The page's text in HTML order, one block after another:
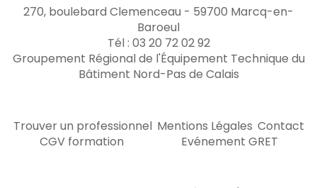
270, boulebard Clemenceau - 59700 Marcq-en-
Baroeul
Tél : 03 20 72 02 92
Groupement Régional de l'Équipement Technique du
Bâtiment Nord-Pas de Calais
Trouver un professionnel Mentions Légales Contact
CGV formation
Evénement GRET